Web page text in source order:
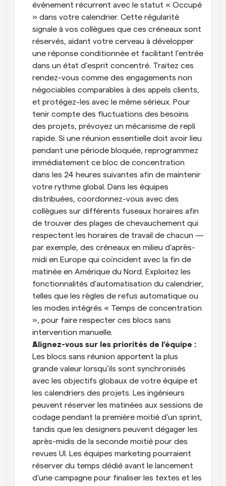
événement récurrent avec le statut « Occupé
» dans votre calendrier. Cette régularité
signale à vos collègues que ces créneaux sont
réservés, aidant votre cerveau à développer
une réponse conditionnée et facilitant l’entrée
dans un état d’esprit concentré. Traitez ces
rendez-vous comme des engagements non
négociables comparables à des appels clients,
et protégez-les avec le même sérieux. Pour
tenir compte des fluctuations des besoins
des projets, prévoyez un mécanisme de repli
rapide. Si une réunion essentielle doit avoir lieu
pendant une période bloquée, reprogrammez
immédiatement ce bloc de concentration
dans les 24 heures suivantes afin de maintenir
votre rythme global. Dans les équipes
distribuées, coordonnez-vous avec des
collègues sur différents fuseaux horaires afin
de trouver des plages de chevauchement qui
respectent les horaires de travail de chacun —
par exemple, des créneaux en milieu d’après-
midi en Europe qui coïncident avec la fin de
matinée en Amérique du Nord. Exploitez les
fonctionnalités d’automatisation du calendrier,
telles que les règles de refus automatique ou
les modes intégrés « Temps de concentration
», pour faire respecter ces blocs sans
intervention manuelle.
Les blocs sans réunion apportent la plus
grande valeur lorsqu’ils sont synchronisés
avec les objectifs globaux de votre équipe et
les calendriers des projets. Les ingénieurs
peuvent réserver les matinées aux sessions de
codage pendant la première moitié d’un sprint,
tandis que les designers peuvent dégager les
après-midis de la seconde moitié pour des
revues UI. Les équipes marketing pourraient
réserver du temps dédié avant le lancement
d’une campagne pour finaliser les textes et les